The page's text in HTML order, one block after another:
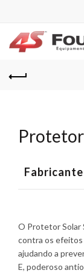
Protetor
Fabricante
O Protetor Solar
contra os efeitos
ajudando a
E, poderoso